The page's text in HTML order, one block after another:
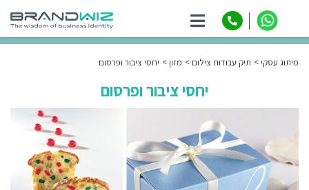
מיתוג עסקי תיק עבודות צילום מזון יחסי ציבור ופרסום
יחסי ציבור ופרסום